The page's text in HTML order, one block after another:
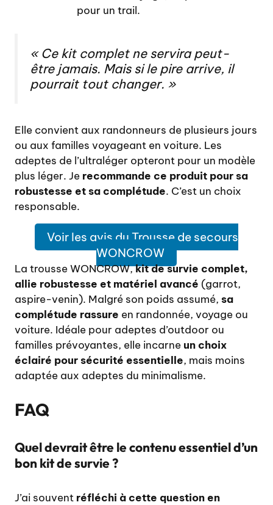
pour un trail.
« Ce kit complet ne servira peut-
être jamais. Mais si le pire arrive, il
pourrait tout changer. »
Elle convient aux randonneurs de plusieurs jours
ou aux familles voyageant en voiture. Les
adeptes de l’ultraléger opteront pour un modèle
plus léger. Je recommande ce produit pour sa
robustesse et sa complétude. C’est un choix
responsable.
Voir les avis du Trousse de secours
WONCROW
La trousse WONCROW,kit de survie complet,
allie robustesse et matériel avancé (garrot,
aspire-venin). Malgré son poids assumé, sa
complétude rassure en randonnée, voyage ou
voiture. Idéale pour adeptes d’outdoor ou
familles prévoyantes, elle incarne un choix
éclairé pour sécurité essentielle, mais moins
adaptée aux adeptes du minimalisme.
FAQ
Quel devrait être le contenu essentiel d’un
bon kit de survie ?
J’ai souvent réfléchi à cette question en